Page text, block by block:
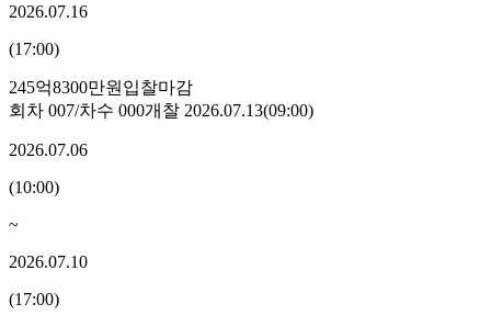
2026.07.16
(17:00)
245억8300만원 입찰마감
회차 007/차수 000개찰 2026.07.13(09:00)
2026.07.06
(10:00)
~
2026.07.10
(17:00)